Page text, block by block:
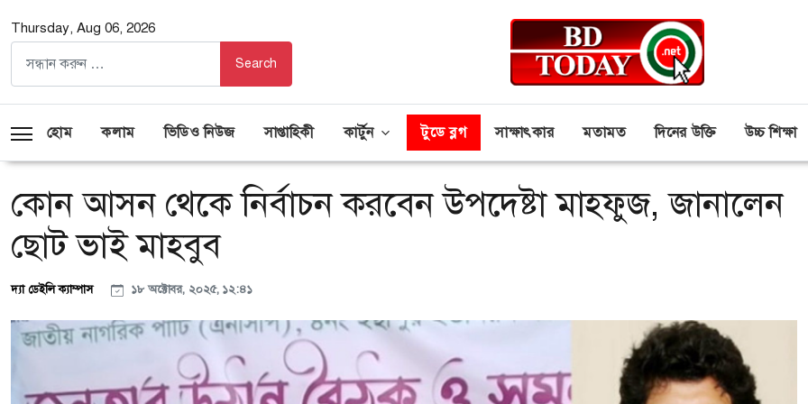
Thursday, Aug 06, 2026
হোম কলাম ভিডিও নিউজ সাপ্তাহিকী কার্টুন টুডে ব্লগ সাক্ষাৎকার মতামত দিনের উক্তি উচ্চ শিক্ষা
কোন আসন থেকে নির্বাচন করবেন উপদেষ্টা মাহফুজ, জানালেন
ছোট ভাই মাহবুব
দ্যা ডেইলি ক্যাম্পাস ১৮ অক্টোবর, ২০২৫, ১২:৪১